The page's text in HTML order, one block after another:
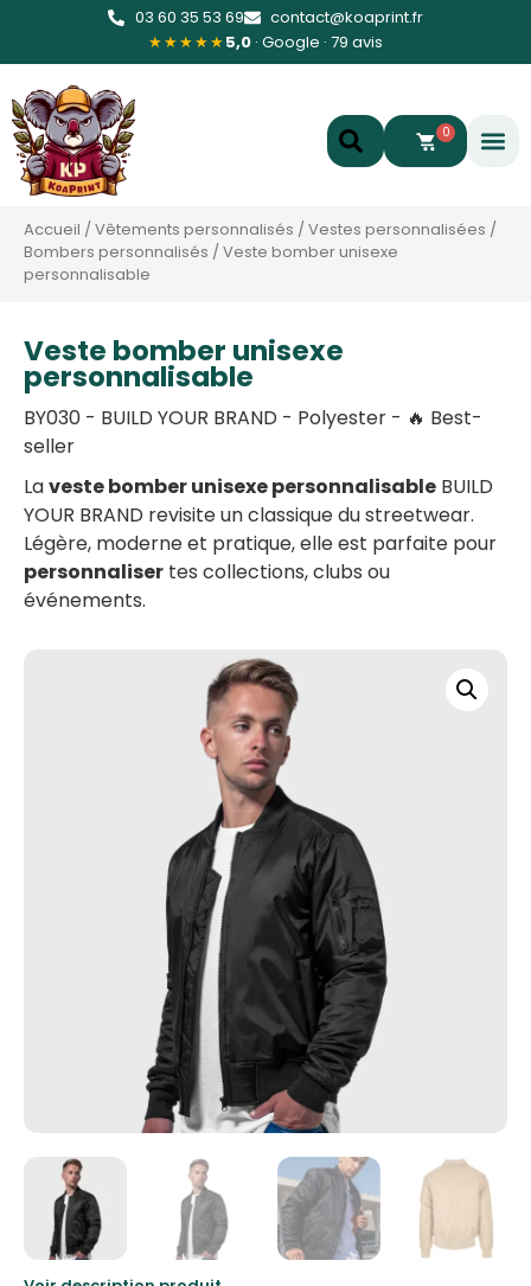
03 60 35 53 69
contact@koaprint.fr
★★★★★5,0 · Google · 79 avis
0
Accueil /Vêtements personnalisés /Vestes personnalisées /
Bombers personnalisés /Veste bomber unisexe
personnalisable
Veste bomber unisexe
personnalisable
BY030 - BUILD YOUR BRAND - Polyester - 🔥 Best-
seller
Laveste bomber unisexe personnalisable BUILD
YOUR BRAND revisite un classique du streetwear.
Légère, moderne et pratique, elle est parfaite pour
personnaliser tes collections, clubs ou
événements.